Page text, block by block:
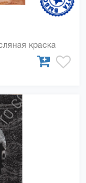
краска